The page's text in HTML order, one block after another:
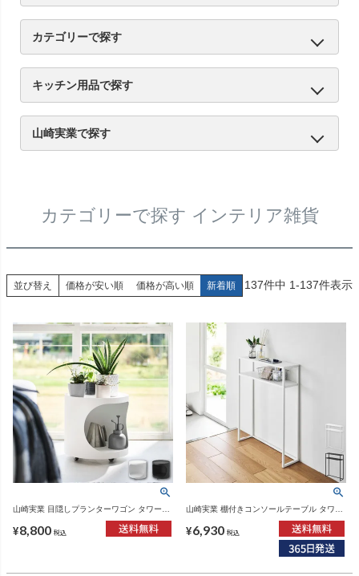
キッチン
サニタリー
リビング
エントランス
other
カテゴリーで探す
キッチン用品
お風呂・トイレ用品
収納用品
インテリア雑貨
other
キッチン用品で探す
キッチン収納
シンク周り
コンロ周り
マグネット収納
食器・調理器具収納
調味料収納
シンク・戸棚下
other
山崎実業で探す
カテゴリーで探す インテリア雑貨
並び替え 価格が安い順 価格が高い順 新着順 137件中 1-137件表示
山崎実業 目隠しプランターワゴン タワー
¥8,800 税込
山崎実業 棚付きコンソールテーブル タワー
¥6,930 税込